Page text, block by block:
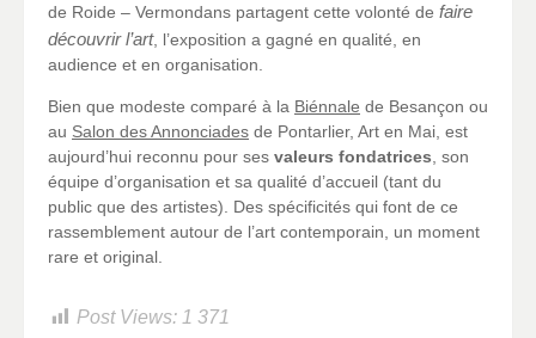
de Roide – Vermondans partagent cette volonté de faire
découvrir l’art, l’exposition a gagné en qualité, en
audience et en organisation.
Bien que modeste comparé à la Biénnale de Besançon ou
au Salon des Annonciades de Pontarlier, Art en Mai, est
aujourd’hui reconnu pour ses valeurs fondatrices, son
équipe d’organisation et sa qualité d’accueil (tant du
public que des artistes). Des spécificités qui font de ce
rassemblement autour de l’art contemporain, un moment
rare et original.
Post Views: 1 371